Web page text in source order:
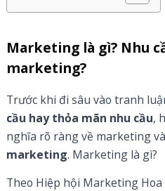
Marketing là gì? Nhu
marketing?
Trước khi đi sâu vào tranh
cầu hay thỏa mãn nhu cầu,
nghĩa rõ ràng về marketing
marketing. Marketing là gì?
Theo Hiệp hội Marketing